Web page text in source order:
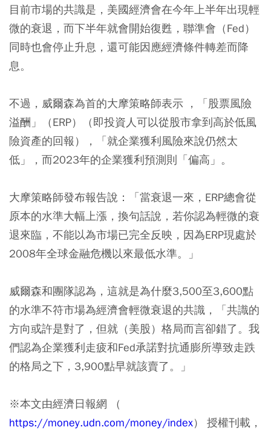
目前市場的共識是，美國經濟會在今年上半年出現輕
微的衰退，而下半年就會開始復甦，聯準會（Fed）
同時也會停止升息，還可能因應經濟條件轉差而降
息。
不過，威爾森為首的大摩策略師表示 ，「股票風險
溢酬」（ERP）（即投資人可以從股市拿到高於低風
險資產的回報），「就企業獲利風險來說仍然太
低」，而2023年的企業獲利預測則「偏高」。
大摩策略師發布報告說：「當衰退一來，ERP總會從
原本的水準大幅上漲，換句話說，若你認為輕微的衰
退來臨，不能以為市場已完全反映，因為ERP現處於
2008年全球金融危機以來最低水準。」
威爾森和團隊認為，這就是為什麼3,500至3,600點
的水準不符市場為經濟會輕微衰退的共識，「共識的
方向或許是對了，但就（美股）格局而言卻錯了。我
們認為企業獲利走疲和Fed承諾對抗通膨所導致走跌
的格局之下，3,900點早就該賣了。」
※本文由經濟日報網 （
https://money.udn.com/money/index） 授權刊載，